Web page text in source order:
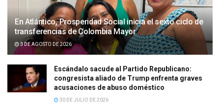
En Atlántico, Prosperidad Social inicia el sexto ciclo de
transferencias de Colombia Mayor
3 DE AGOSTO DE 2026
Escándalo sacude al Partido Republicano:
congresista aliado de Trump enfrenta graves
acusaciones de abuso doméstico
30 DE JULIO DE 2026